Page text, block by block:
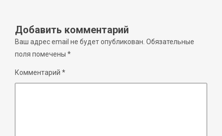
Добавить комментарий
Ваш адрес email не будет опубликован. Обязательные
поля помечены *
Комментарий *